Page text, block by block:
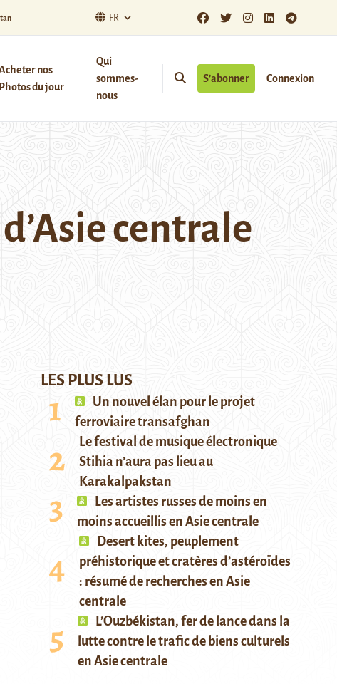
FR
nos
Photos du jour
Qui
sommes-
nous
S’abonner Connexion
centrale
LES PLUS LUS
Un nouvel élan pour le projet
ferroviaire transafghan
Le festival de musique électronique
Stihia n’aura pas lieu au
Karakalpakstan
Les artistes russes de moins en
moins accueillis en Asie centrale
Desert kites, peuplement
préhistorique et cratères d’astéroïdes
: résumé de recherches en Asie
centrale
L’Ouzbékistan, fer de lance dans la
lutte contre le trafic de biens culturels
en Asie centrale